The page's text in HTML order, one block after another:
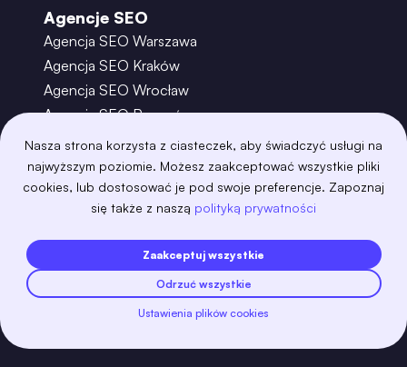
Nasza strona korzysta z ciasteczek, aby świadczyć usługi na
najwyższym poziomie. Możesz zaakceptować wszystkie pliki
cookies, lub dostosować je pod swoje preferencje. Zapoznaj
się także z naszą polityką prywatności
Zaakceptuj wszystkie
Odrzuć wszystkie
Ustawienia plików cookies
Agencje SEO
Agencja SEO Warszawa
Agencja SEO Kraków
Agencja SEO Wrocław
Agencja SEO Poznań
Agencja SEO Gdańsk
Agencja SEO Toruń
aws-amplify
aws-cloudfront
aws-lambda
axios azure